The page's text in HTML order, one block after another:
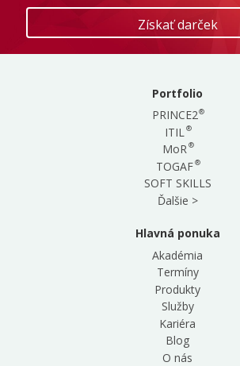
Portfolio
PRINCE2®
ITIL ®
MoR®
TOGAF®
SOFT SKILLS
Ďalšie >
Hlavná ponuka
Akadémia
Termíny
Produkty
Služby
Kariéra
Blog
O nás